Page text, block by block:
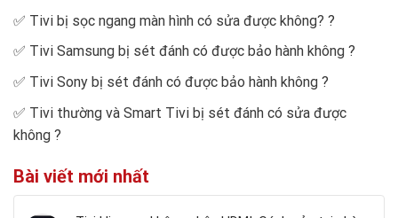
✅ Tivi bị sọc ngang màn hình có sửa được không? ?
✅ Tivi Samsung bị sét đánh có được bảo hành không ?
✅ Tivi Sony bị sét đánh có được bảo hành không ?
✅ Tivi thường và Smart Tivi bị sét đánh có sửa được
không ?
Bài viết mới nhất